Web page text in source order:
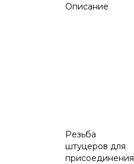
Описание
Резьба
штуцеров для
присоединения